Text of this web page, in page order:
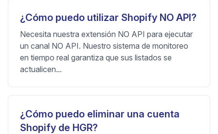
¿Cómo puedo utilizar Shopify NO API?
Necesita nuestra extensión NO API para ejecutar
un canal NO API. Nuestro sistema de monitoreo
en tiempo real garantiza que sus listados se
actualicen...
¿Cómo puedo eliminar una cuenta
Shopify de HGR?